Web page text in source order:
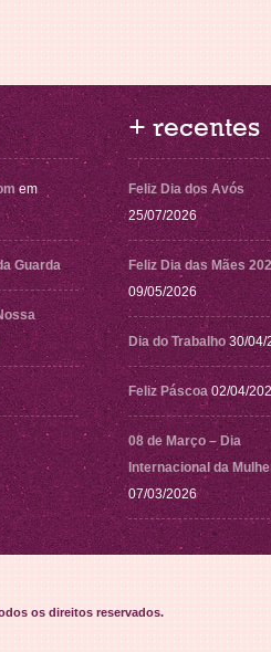
em
Guarda
+ recentes
Feliz Dia dos Avós
25/07/2026
Feliz Dia das Mães
09/05/2026
Dia do Trabalho 30/04/
Feliz Páscoa 02/04/
08 de Março – Dia
Internacional da
07/03/2026
os direitos reservados.